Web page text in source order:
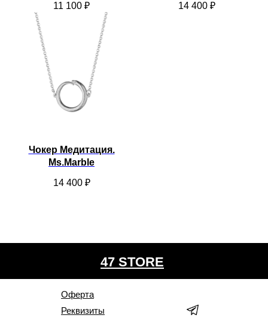
11 100 ₽ 14 400 ₽
Чокер Медитация.
Ms.Marble
14 400 ₽
Оферта
Реквизиты
47 STORE